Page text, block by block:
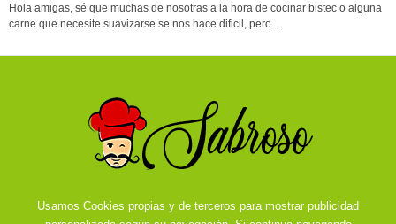
Hola amigas, sé que muchas de nosotras a la hora de cocinar bistec o alguna
carne que necesite suavizarse se nos hace dificil, pero...
Usamos Cookies propias y de terceros para mostrar publicidad